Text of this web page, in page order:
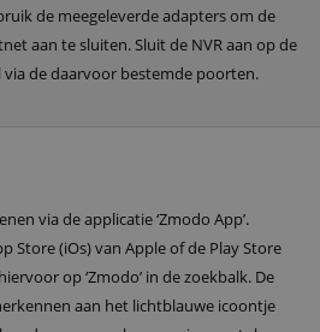
de meegeleverde adapters om de
aan te sluiten. Sluit de NVR aan op de
de daarvoor bestemde poorten.
via de applicatie ‘Zmodo App’.
Store (iOs) van Apple of de Play Store
op ‘Zmodo’ in de zoekbalk. De
aan het lichtblauwe icoontje